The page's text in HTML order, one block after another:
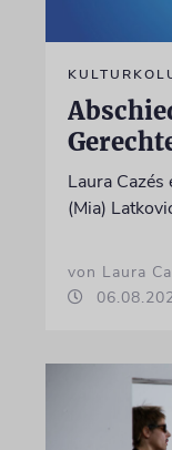
Laura
(Mia)
von Laura